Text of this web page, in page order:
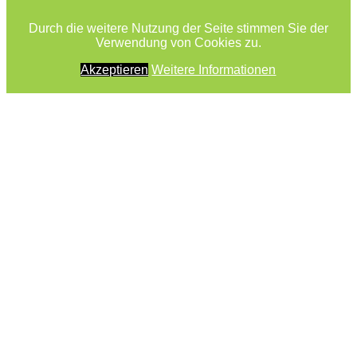
Durch die weitere Nutzung der Seite stimmen Sie der
Verwendung von Cookies zu.
Akzeptieren Weitere Informationen